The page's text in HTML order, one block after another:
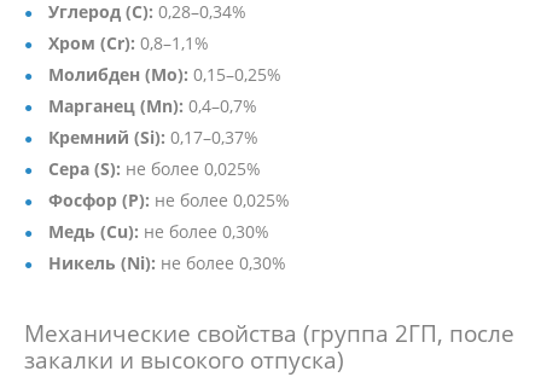
Углерод (C): 0,28–0,34%
Хром (Cr): 0,8–1,1%
Молибден (Mo): 0,15–0,25%
Марганец (Mn): 0,4–0,7%
Кремний (Si): 0,17–0,37%
Сера (S): не более 0,025%
Фосфор (P): не более 0,025%
Медь (Cu): не более 0,30%
Никель (Ni): не более 0,30%
Механические свойства (группа 2ГП, после
закалки и высокого отпуска)